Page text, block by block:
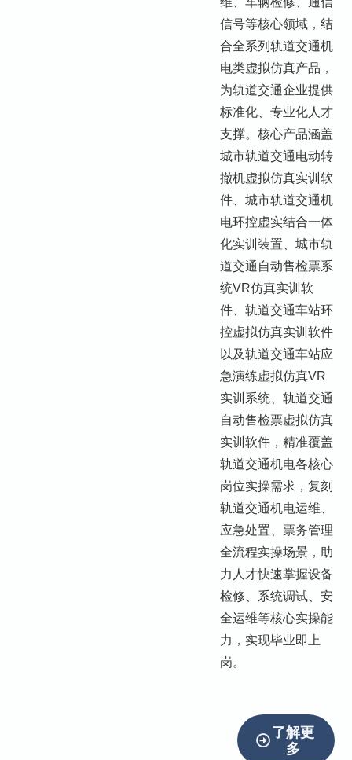
信号等核心领域，结
合全系列轨道交通机
电类虚拟仿真产品，
为轨道交通企业提供
标准化、专业化人才
支撑。核心产品涵盖
城市轨道交通电动转
撤机虚拟仿真实训软
件、城市轨道交通机
电环控虚实结合一体
化实训装置、城市轨
道交通自动售检票系
统VR仿真实训软
件、轨道交通车站环
控虚拟仿真实训软件
以及轨道交通车站应
急演练虚拟仿真VR
实训系统、轨道交通
自动售检票虚拟仿真
实训软件，精准覆盖
轨道交通机电各核心
岗位实操需求，复刻
轨道交通机电运维、
应急处置、票务管理
全流程实操场景，助
力人才快速掌握设备
检修、系统调试、安
全运维等核心实操能
力，实现毕业即上
岗。
了解更
多